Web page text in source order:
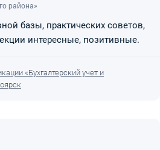
района»
базы, практических советов,
интересные, позитивные.
«Бухгалтерский учет и